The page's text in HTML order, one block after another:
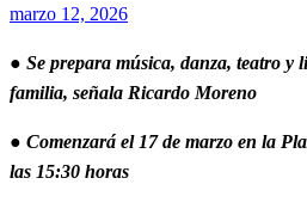
Publicado
marzo 12, 2026
● Se prepara música, danza, teatro y
familia, señala Ricardo Moreno
● Comenzará el 17 de marzo en la
las 15:30 horas